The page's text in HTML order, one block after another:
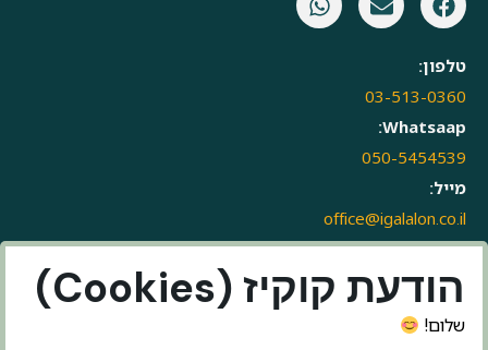
טלפון:
03-513-0360
Whatsaap:
050-5454539
מייל:
office@igalalon.co.il
הודעת קוקיז (Cookies)
שלום!